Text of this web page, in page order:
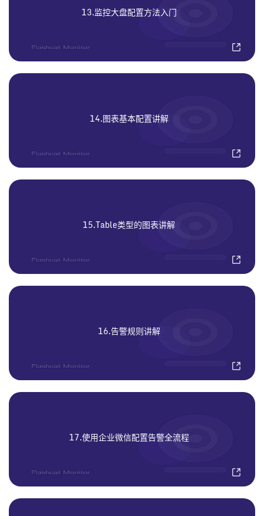
13.监控大盘配置方法入门
14.图表基本配置讲解
15.Table类型的图表讲解
16.告警规则讲解
17.使用企业微信配置告警全流程